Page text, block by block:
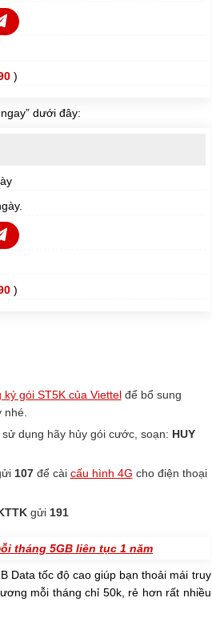
)
dưới đây:
)
ký gói ST5K của Viettelđể bổ sung
nhé.
dụng hãy hủy gói cước, soạn: HUY
107 để cài cấu hình 4G cho điện thoại
gửi 191
tháng 5GB liên tục 1 năm
Data tốc độ cao giúp bạn thoải mái truy
mỗi tháng chỉ 50k, rẻ hơn rất nhiều